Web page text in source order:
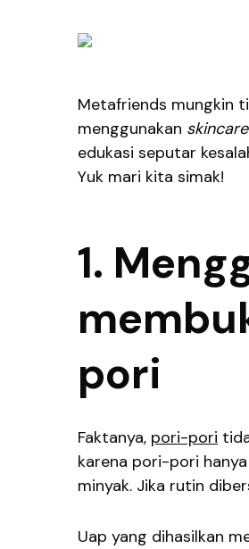
Metafriends mungkin
menggunakan
edukasi seputar
Yuk mari kita simak!
1.
pori
Faktanya, pori-pori
karena pori-pori
minyak. Jika rutin
Uap yang dihasilkan